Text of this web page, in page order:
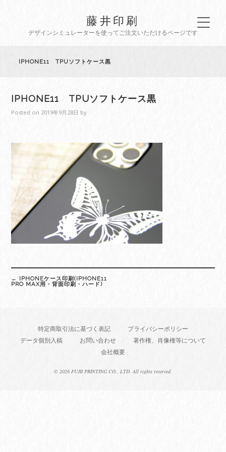
藤井印刷
デザインシミュレーターを使ってご注文いただけるページです
IPHONE11 TPUソフトケース黒
IPHONE11 TPUソフトケース黒
Posted on 2019年9月28日 by
navigation
← IPHONEケース印刷(IPHONE11
PRO MAX用・背面印刷・ハード)
特定商取引法に基づく表記
プライバシーポリシー
データ個別入稿
お問い合わせ
著作権、肖像権等について
会社概要
© 2026 FUJII PRINTING CO., LTD. All rights reserved.